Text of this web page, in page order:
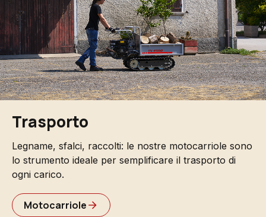
Trasporto
Legname, sfalci, raccolti: le nostre motocarriole sono
lo strumento ideale per semplificare il trasporto di
ogni carico.
Motocarriole